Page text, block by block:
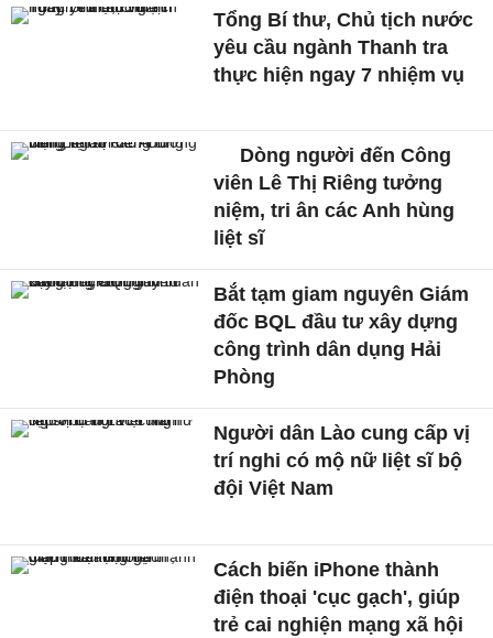
Tổng Bí thư, Chủ tịch nước
yêu cầu ngành Thanh tra
thực hiện ngay 7 nhiệm vụ
Dòng người đến Công
viên Lê Thị Riêng tưởng
niệm, tri ân các Anh hùng
liệt sĩ
Bắt tạm giam nguyên Giám
đốc BQL đầu tư xây dựng
công trình dân dụng Hải
Phòng
Người dân Lào cung cấp vị
trí nghi có mộ nữ liệt sĩ bộ
đội Việt Nam
Cách biến iPhone thành
điện thoại 'cục gạch', giúp
trẻ cai nghiện mạng xã hội